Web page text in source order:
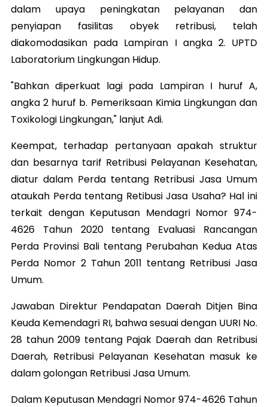
dalam upaya peningkatan pelayanan dan
penyiapan fasilitas obyek retribusi, telah
diakomodasikan pada Lampiran I angka 2. UPTD
Laboratorium Lingkungan Hidup.
"Bahkan diperkuat lagi pada Lampiran I huruf A,
angka 2 huruf b. Pemeriksaan Kimia Lingkungan dan
Toxikologi Lingkungan," lanjut Adi.
Keempat, terhadap pertanyaan apakah struktur
dan besarnya tarif Retribusi Pelayanan Kesehatan,
diatur dalam Perda tentang Retribusi Jasa Umum
ataukah Perda tentang Retibusi Jasa Usaha? Hal ini
terkait dengan Keputusan Mendagri Nomor 974-
4626 Tahun 2020 tentang Evaluasi Rancangan
Perda Provinsi Bali tentang Perubahan Kedua Atas
Perda Nomor 2 Tahun 2011 tentang Retribusi Jasa
Umum.
Jawaban Direktur Pendapatan Daerah Ditjen Bina
Keuda Kemendagri RI, bahwa sesuai dengan UURI No.
28 tahun 2009 tentang Pajak Daerah dan Retribusi
Daerah, Retribusi Pelayanan Kesehatan masuk ke
dalam golongan Retribusi Jasa Umum.
Dalam Keputusan Mendagri Nomor 974-4626 Tahun